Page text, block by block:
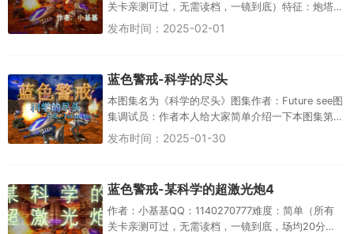
关卡亲测可过，无需读档，一镜到底）特征：炮塔
平衡、加强激光炮、不堵车、快节奏、BOSS战 基础
发布时间：2025-02-01
蓝色警戒-科学的尽头
本图集名为《科学的尽头》图集作者：Future see图
集调试员：作者本人给大家简单介绍一下本图集第
一、图集保留使用原版地图仅修改布局且为非魔改
发布时间：2025-01-30
蓝色警戒-某科学的超激光炮4
作者：小基基QQ：1140270777难度：简单（所有
关卡亲测可过，无需读档，一镜到底，场均20分